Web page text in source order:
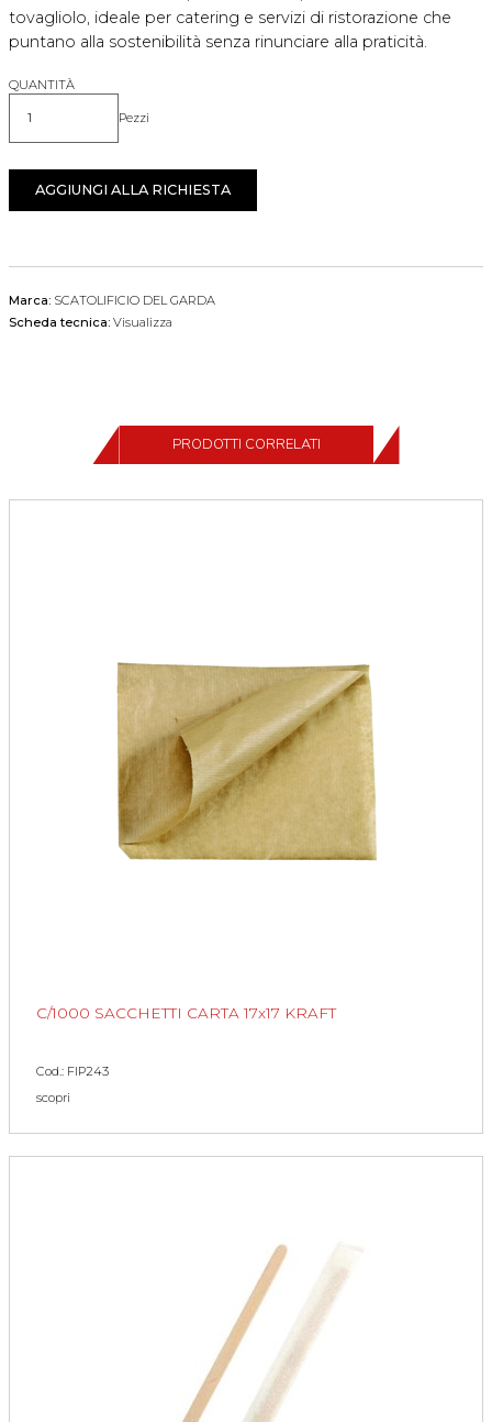
tovagliolo, ideale per catering e servizi di ristorazione che
puntano alla sostenibilità senza rinunciare alla praticità.
QUANTITÀ
Quantità Pezzi
AGGIUNGI ALLA RICHIESTA
Marca: SCATOLIFICIO DEL GARDA
Scheda tecnica: Visualizza
PRODOTTI CORRELATI
C/1000 SACCHETTI CARTA 17x17 KRAFT
Cod.: FIP243
scopri